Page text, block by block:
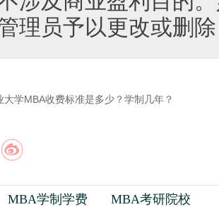
理员予以更改或删除
大学MBA收费标准是多少？学制几年？
MBA学制学费 MBA考研院校